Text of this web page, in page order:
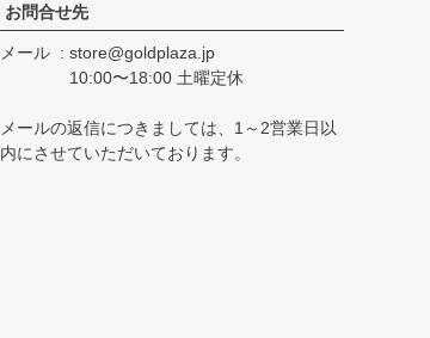
へ
お問合せ先
メール
store@goldplaza.jp
10:00〜18:00 土曜定休
メールの返信につきましては、1～2営業日以
内にさせていただいております。